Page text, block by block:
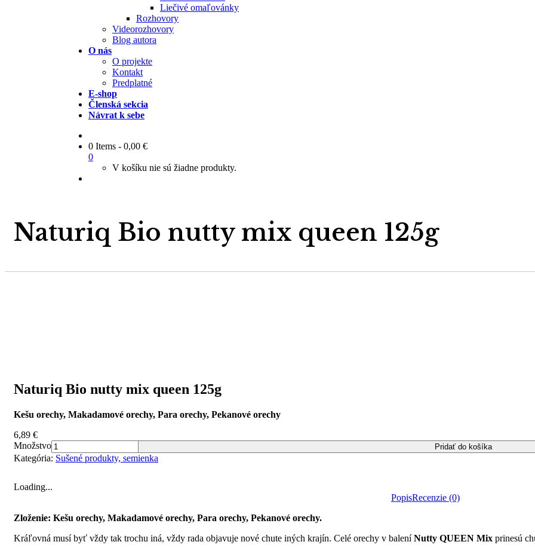
Liečivé omaľovánky
Rozhovory
Videorozhovory
Blog autora
O nás
O projekte
Kontakt
Predplatné
E-shop
Členská sekcia
Návrat k sebe
0 Items - 0,00 €
0
V košíku nie sú žiadne produkty.
Naturiq Bio nutty mix queen 125g
Naturiq Bio nutty mix queen 125g
Kešu orechy, Makadamové orechy, Para orechy, Pekanové orechy
6,89 €
Množstvo
Pridať do košíka
Kategória: Sušené produkty, semienka
Loading...
PopisRecenzie (0)
Zloženie: Kešu orechy, Makadamové orechy, Para orechy, Pekanové orechy.
Kráľovná musí byť vždy tak trochu iná, vždy rada objavuje nové chute iných krajín. Celé orechy v baleníNutty QUEEN Mix prinesú